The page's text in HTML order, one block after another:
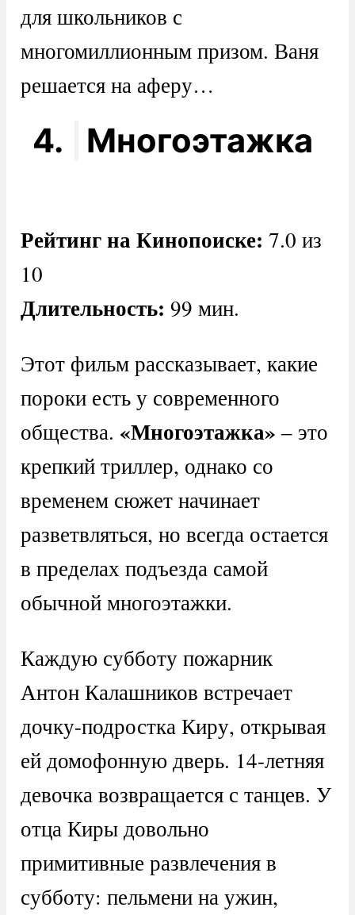
для школьников с
многомиллионным призом. Ваня
решается на аферу…
4. Многоэтажка
Рейтинг на Кинопоиске: 7.0 из
10
Длительность: 99 мин.
Этот фильм рассказывает, какие
пороки есть у современного
общества. «Многоэтажка» – это
крепкий триллер, однако со
временем сюжет начинает
разветвляться, но всегда остается
в пределах подъезда самой
обычной многоэтажки.
Каждую субботу пожарник
Антон Калашников встречает
дочку-подростка Киру, открывая
ей домофонную дверь. 14-летняя
девочка возвращается с танцев. У
отца Киры довольно
примитивные развлечения в
субботу: пельмени на ужин,